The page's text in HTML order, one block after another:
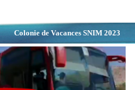
Colonie de Vacances SNIM 2023